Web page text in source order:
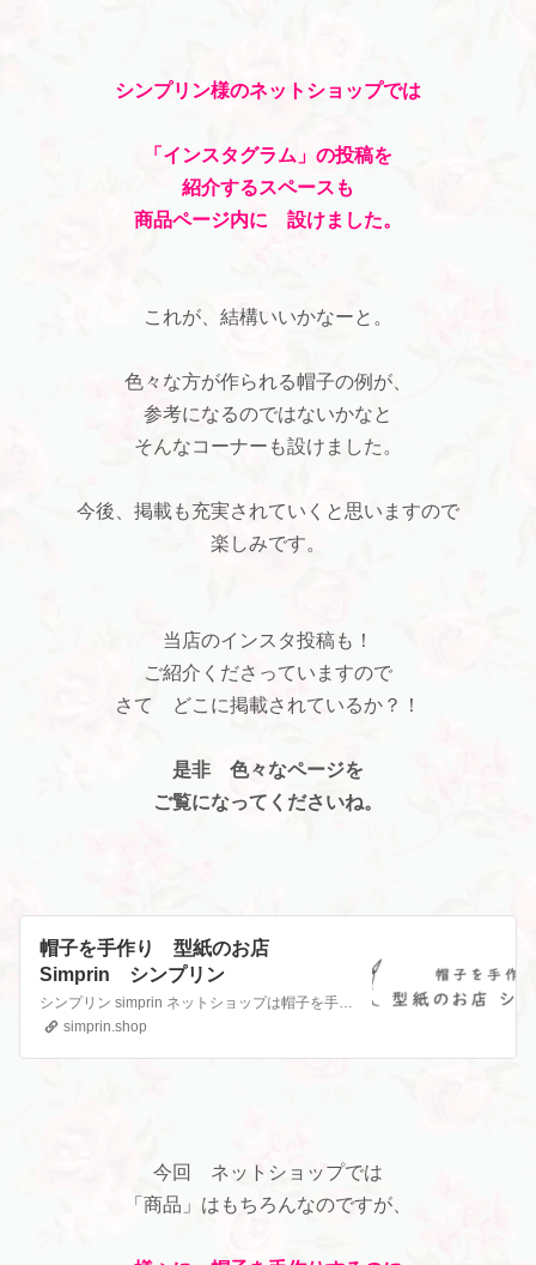
シンプリン様のネットショップでは
「インスタグラム」の投稿を
紹介するスペースも
商品ページ内に 設けました。
これが、結構いいかなーと。
色々な方が作られる帽子の例が、
参考になるのではないかなと
そんなコーナーも設けました。
今後、掲載も充実されていくと思いますので
楽しみです。
当店のインスタ投稿も！
ご紹介くださっていますので
さて どこに掲載されているか？！
是非 色々なページを
ご覧になってくださいね。
帽子を手作り 型紙のお店
Simprin シンプリン
シンプリン simprin ネットショップは帽子を手作りできる型紙を販売。PDFダウンロード型紙、動画付き、キットも。ハンドメイド初心者から本格的帽子まで子供用や親子お揃い、大人の女性の簡単おしゃれでかわいい手作り帽子のパターン販売。ベレー帽,キャスケット,クロッシェ,レディース,ユニセックス。オンラインレッスンや教室も。帽子作りに必要な道具や材料、帽子の種…
simprin.shop
今回 ネットショップでは
「商品」はもちろんなのですが、